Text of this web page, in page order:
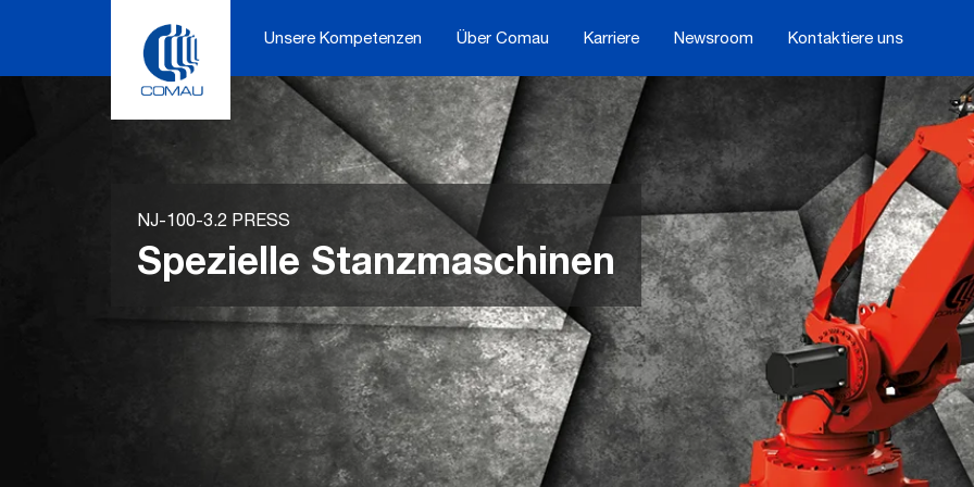
Unsere Kompetenzen Über Comau Karriere Newsroom Kontaktiere uns
NJ-100-3.2 PRESS
Spezielle Stanzmaschinen